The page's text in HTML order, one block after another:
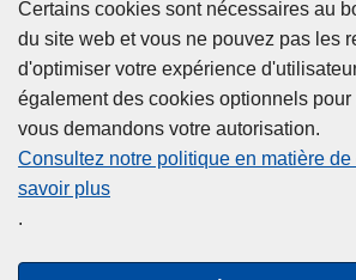
Certains cookies sont nécessaires au
du site web et vous ne pouvez pas les
d'optimiser votre expérience
également des cookies optionnels
vous demandons votre autorisation.
Consultez notre politique en matière
savoir plus
.
Cookies